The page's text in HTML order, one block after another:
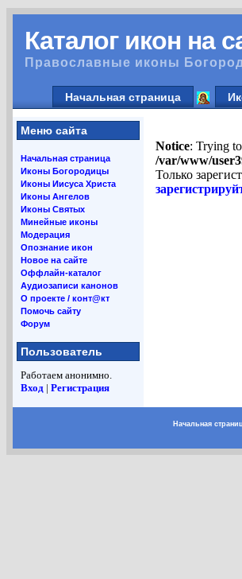
Каталог икон на
Православные иконы
Начальная страница
Меню сайта
Начальная страница
Иконы Богородицы
Иконы Иисуса Христа
Иконы Ангелов
Иконы Святых
Минейные иконы
Модерация
Опознание икон
Новое на сайте
Оффлайн-каталог
Аудиозаписи канонов
О проекте / конт@кт
Помочь сайту
Форум
Пользователь
Работаем анонимно.
Вход | Регистрация
Notice: Trying
/var/www/
Только
Начальная